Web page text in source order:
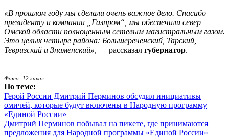
«В прошлом году мы сделали очень важное дело. Спасибо
президенту и компании „Газпром“, мы обеспечили север
Омской области полноценным сетевым магистральным газом.
Это целых четыре района: Большереченский, Тарский,
Тевризский и Знаменский», — рассказал губернатор.
Фото: 12 канал.
По теме:
Герой России Дмитрий Перминов обсудил инициативы
омичей, которые будут включены в Народную программу
«Единой России»
Дмитрий Перминов побывал на пикете, где принимаются
предложения для Народной программы «Единой России»